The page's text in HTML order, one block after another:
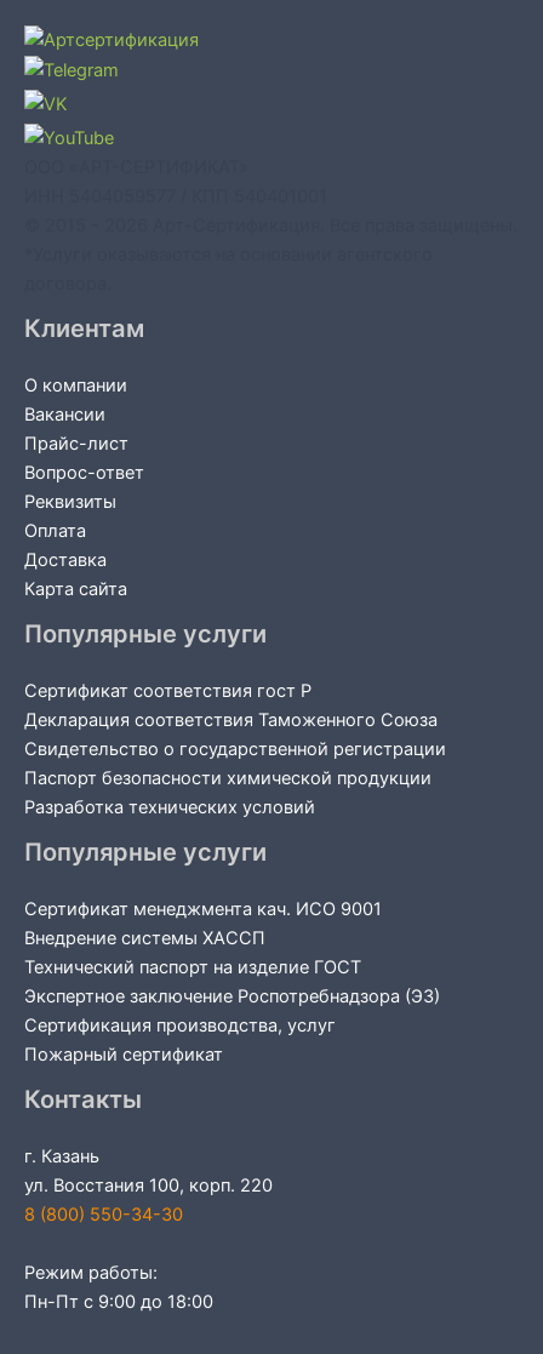
Клиентам
О компании
Вакансии
Прайс-лист
Вопрос-ответ
Реквизиты
Оплата
Доставка
Карта сайта
Популярные услуги
Сертификат соответствия гост Р
Декларация соответствия Таможенного Союза
Свидетельство о государственной регистрации
Паспорт безопасности химической продукции
Разработка технических условий
Популярные услуги
Сертификат менеджмента кач. ИСО 9001
Внедрение системы ХАССП
Технический паспорт на изделие ГОСТ
Экспертное заключение Роспотребнадзора (ЭЗ)
Сертификация производства, услуг
Пожарный сертификат
Контакты
г. Казань
ул. Восстания 100, корп. 220
8 (800) 550-34-30
Режим работы:
Пн-Пт с 9:00 до 18:00